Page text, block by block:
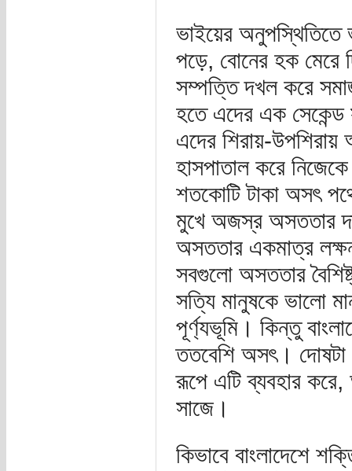
ভাইয়ের অনুপস্থিতিতে
পড়ে, বোনের হক মেরে
সম্পত্তি দখল করে
হতে এদের এক সেকেন্ড
এদের শিরায়-
হাসপাতাল করে
শতকোটি টাকা অসৎ
মুখে অজস্র অসততার
অসততার একমাত্র
সবগুলো অসততার
সত্যি মানুষকে ভালো
পূর্ণ্যভূমি। কিন্তু
ততবেশি অসৎ। দোষটা
রূপে এটি ব্যবহার
সাজে।
কিভাবে বাংলাদেশে